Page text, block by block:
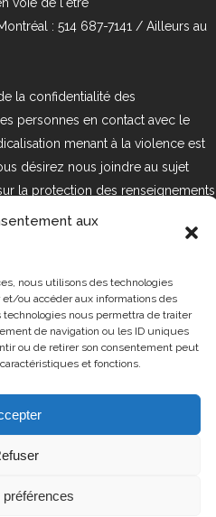
aux
nous utilisons des technologies
ou accéder aux informations des
nous permettra de traiter
de navigation ou les ID uniques
ou de retirer son consentement peut
et fonctions.
préférences
: 514 687-7141 / Ailleurs au
la confidentialité des
personnes en contact avec le
menant à la violence est
désirez nous joindre au sujet
la protection des renseignements
veuillez communiquer avec
: loi25@cprmv.org Pour en savoir